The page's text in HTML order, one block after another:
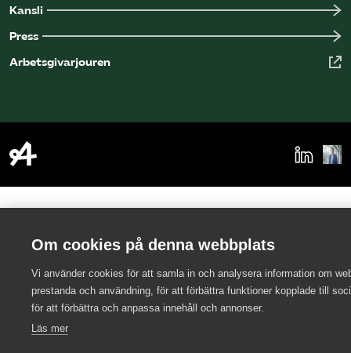
Kansli
Press
Arbetsgivarjouren
Om cookies på denna webbplats
Vi använder cookies för att samla in och analysera information om
prestanda och användning, för att förbättra funktioner kopplade till
för att förbättra och anpassa innehåll och annonser.
Läs mer